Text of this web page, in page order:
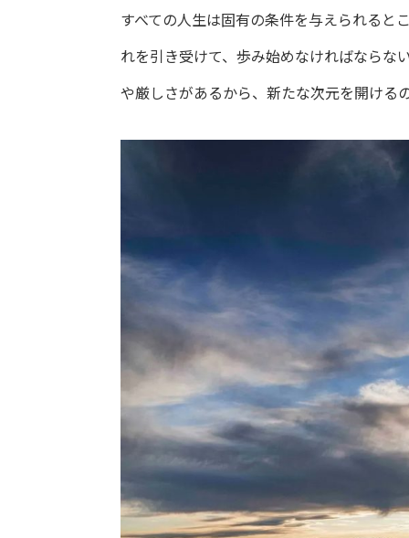
すべての人生は固有の条件を与えられると
れを引き受けて、歩み始めなければならな
や厳しさがあるから、新たな次元を開ける